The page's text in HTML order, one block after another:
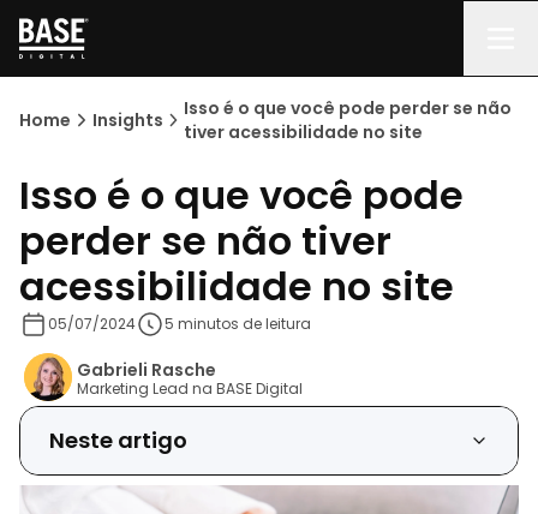
Home Insights
Isso é o que você pode perder se não
tiver acessibilidade no site
Isso é o que você pode
perder se não tiver
acessibilidade no site
05/07/2024 5 minutos de leitura
Gabrieli Rasche
Marketing Lead na BASE Digital
Neste artigo
Quais os benefícios da acessibilidade digital?
Inclusão
Aumenta o acesso ao seu site
Melhora a Reputação da Marca
Melhora a Usabilidade Geral
Quais são e como implementar os principais
recursos de acessibilidade digital em portais?